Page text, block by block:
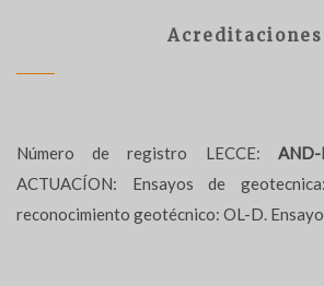
Acreditaciones
Número de registro LECCE:
ACTUACÍON: Ensayos de
reconocimiento geotécnico: OL-D.